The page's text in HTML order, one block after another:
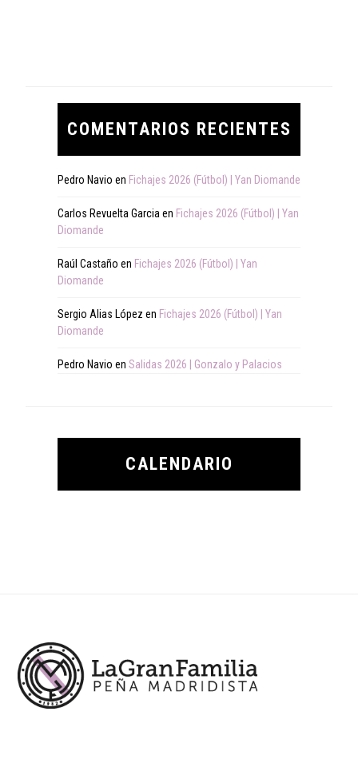
COMENTARIOS RECIENTES
Pedro Navio en Fichajes 2026 (Fútbol) | Yan Diomande
Carlos Revuelta Garciaen Fichajes 2026 (Fútbol) | Yan
Diomande
Raúl Castaño en Fichajes 2026 (Fútbol) | Yan
Diomande
Sergio Alias López en Fichajes 2026 (Fútbol) | Yan
Diomande
Pedro Navio en Salidas 2026 | Gonzalo y Palacios
CALENDARIO